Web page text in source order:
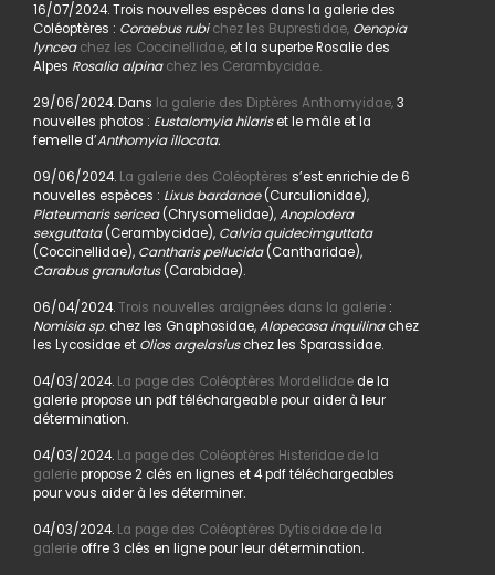
16/07/2024. Trois nouvelles espèces dans la galerie des
Coléoptères : Coraebus rubi chez les Buprestidae, Oenopia
lyncea chez les Coccinellidae,et la superbe Rosalie des
Alpes Rosalia alpina chez les Cerambycidae.
29/06/2024. Dans la galerie des Diptères Anthomyidae,3
nouvelles photos : Eustalomyia hilariset le mâle et la
femelle d’Anthomyia illocata.
09/06/2024.La galerie des Coléoptères s’est enrichie de 6
nouvelles espèces : Lixus bardanae(Curculionidae),
Plateumaris sericea(Chrysomelidae),Anoplodera
sexguttata(Cerambycidae), Calvia quidecimguttata
(Coccinellidae), Cantharis pellucida(Cantharidae),
Carabus granulatus(Carabidae).
06/04/2024.Trois nouvelles araignées dans la galerie:
Nomisia sp. chez les Gnaphosidae,Alopecosa inquilinachez
les Lycosidae et Olios argelasiuschez les Sparassidae.
04/03/2024. La page des Coléoptères Mordellidaede la
galerie propose un pdf téléchargeable pour aider à leur
détermination.
04/03/2024. La page des Coléoptères Histeridae de la
galeriepropose 2 clés en lignes et 4 pdf téléchargeables
pour vous aider à les déterminer.
04/03/2024. La page des Coléoptères Dytiscidae de la
galerieoffre 3 clés en ligne pour leur détermination.